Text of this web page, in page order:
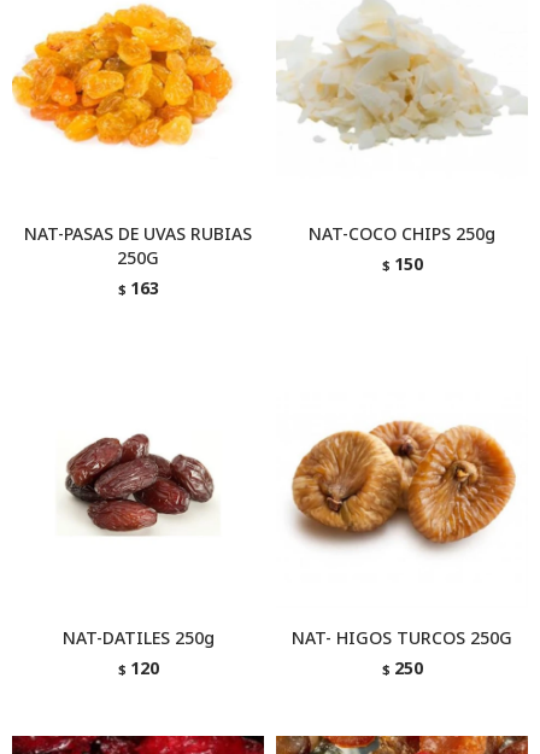
NAT-PASAS DE UVAS RUBIAS
250G
$ 163
NAT-COCO CHIPS 250g
$ 150
NAT-DATILES 250g
$ 120
NAT- HIGOS TURCOS 250G
$ 250